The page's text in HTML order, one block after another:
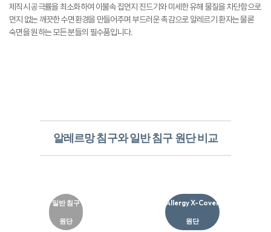
제직시 공극률을 최소화하여 이불속 집먼지 진드기와 미세한 유해 물질을 차단함으로
먼지 없는 깨끗한 수면환경을 만들어주며 부드러운 촉감으로 알레르기 환자는 물론
숙면을 원하는 모든 분들의 필수품입니다.
알레르망 침구와 일반 침구 원단 비교
일반 침구
원단
Allergy X-Cover
원단​